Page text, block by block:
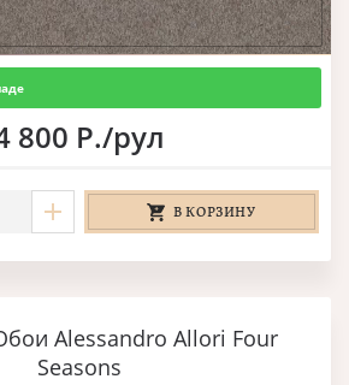
800 Р./рул
В КОРЗИНУ
Alessandro Allori Four
Seasons